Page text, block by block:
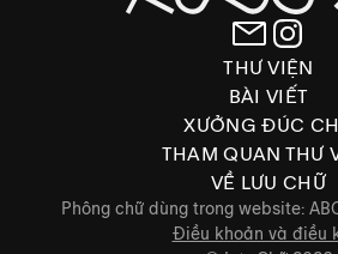
THƯ VIỆN
BÀI VIẾT
XƯỞNG ĐÚC
THAM QUAN THƯ
VỀ LƯU CHỮ
Phông chữ dùng trong website:
Điều khoản và điều